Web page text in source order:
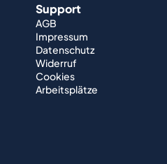
Support
AGB
Impressum
Datenschutz
Widerruf
Cookies
Arbeitsplätze